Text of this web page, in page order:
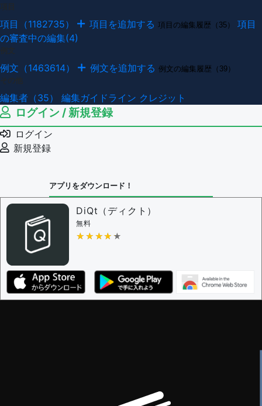
項目（1182735） 項目を追加する 項目の編集履歴（35）
項目
の審査中の編集(4)
例文（1463614） 例文を追加する 例文の編集履歴（39）
編集者（35） 編集ガイドライン クレジット
ログイン / 新規登録
ログイン
新規登録
アプリをダウンロード！
DiQt（ディクト）
無料
★★★★★
★★★★★